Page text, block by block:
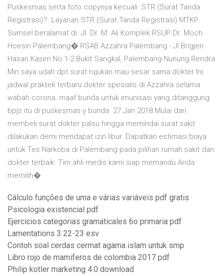
Puskesmas serta foto copynya kecuali. STR (Surat Tanda
Registrasi)?. Layanan STR (Surat Tanda Registrasi) MTKP
Sumsel beralamat di. Jl. Dr. M. Ali Komplek RSUP Dr. Moch
Hoesin Palembang� RSAB Azzahra Palembang - Jl Brigjen
Hasan Kasim No 1-2 Bukit Sangkal, Palembang Nunung Rendra
Min saya udah dpt surat rujukan mau sesar sama dokter Ini
jadwal praktek terbaru dokter spesialis di Azzahra selama
wabah corona. maaf bunda untuk imunisasi yang ditanggung
bpjs itu di puskesmas y bunda. 27 Jan 2018 Mulai dari
membeli surat dokter palsu hingga memindai surat sakit
dilakukan demi mendapat izin libur. Dapatkan estimasi biaya
untuk Tes Narkoba di Palembang pada pilihan rumah sakit dan
dokter terbaik. Tim ahli medis kami siap memandu Anda
memilih�
Cálculo funções de uma e várias variáveis pdf gratis
Psicologia existencial pdf
Ejercicios categorias gramaticales 6o primaria pdf
Lamentations 3 22-23 esv
Contoh soal cerdas cermat agama islam untuk smp
Libro rojo de mamiferos de colombia 2017 pdf
Philip kotler marketing 4.0 download